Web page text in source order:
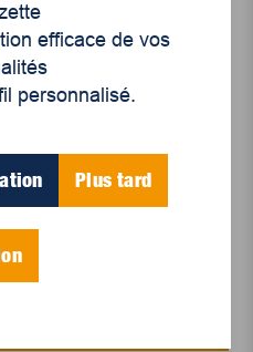
efficace de vos
personnalisé.
Plus tard